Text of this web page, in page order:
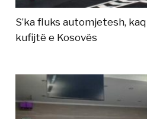
S’ka fluks automjetesh,
kufijtë e Kosovës